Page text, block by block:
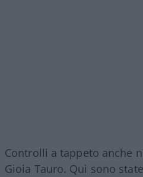
Controlli a tappeto anche
Gioia Tauro. Qui sono